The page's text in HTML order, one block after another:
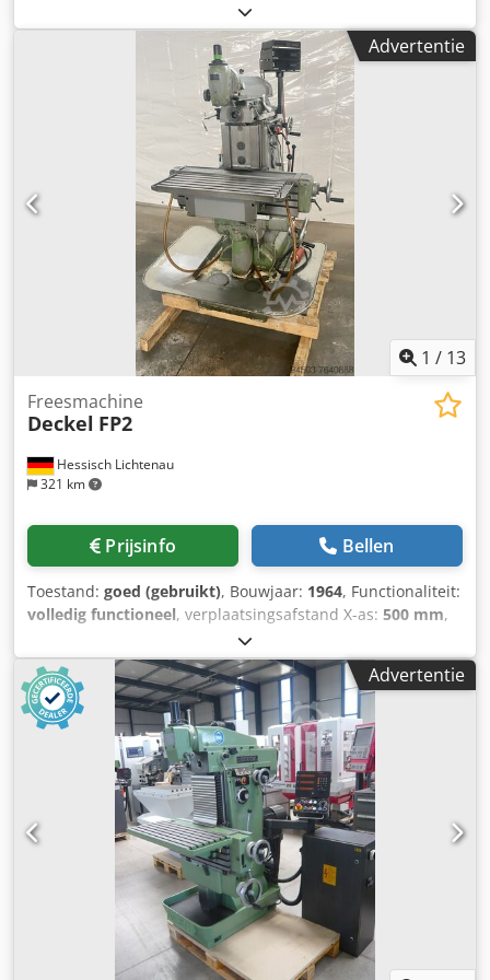
digitale uitlezing, machine is in goede staat. Starre tafel,
SK 40 spindelopname, toebehoren: diverse spantangen en
frezdornen, tegenhouder. In goede, operationele staat.
Kan onder stroom worden gedemonstreerd na overleg.
Dkjdpexbx R Uefx Amhjr
Advertentie
1 / 13
Hessisch Lichtenau
321 km
Freesmachine
Deckel FP2
Prijsinfo Bellen
Toestand: goed (gebruikt), Bouwjaar: 1964, Functionaliteit:
volledig functioneel, verplaatsingsafstand X-as: 500 mm,
, verplaatsingsafstand Z-as:
mm, spilsnelheid (max.):200 rpm, spindelsnelheid (min.):
40 rpm, ingangsfrequentie:50 Hz, Machine is in goede
staat! Gereedschapshouder: SK 40 Verplaatsing X/Y/Z: 500 /
200 / 400 mm Snelheidsbereik: (18 stappen) 40 - 2000 rpm
Spindelslag verticaal: 60 mm Spindelslag horizontaal: 100
mm voedingen: 8 - 400 mm/omwenteling Tafelafmetingen:
700 x 300 mm Motorvermogen: 2,2 kW Aansluiting: 400 V /
16 A stekker Gewicht: ongeveer 1300 kg Dkedpfx Aeilg H
Eomher Benodigde ruimte LxBxH, ca.: 1200 x 1250 x 1670
mm Kop draaibaar: 90° / 90 Uitrusting: - 3-assig digitaal
display - Koelapparaat Wij demonstreren de machine
graag op locatie. Alle informatie zonder garantie. Onder
voorbehoud van voorafgaande verkoop. Het voorwerp van
aankoop wordt verkocht onder uitsluiting van enige
Advertentie